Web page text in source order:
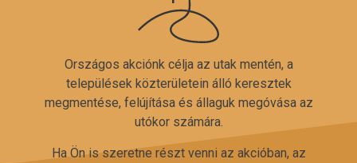
Országos akciónk célja az utak mentén, a
települések közterületein álló keresztek
megmentése, felújítása és állaguk megóvása az
utókor számára.
Ha Ön is szeretne részt venni az akcióban, az